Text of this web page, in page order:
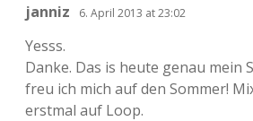
janniz 6. April 2013 at 23:02
Yesss.
Danke. Das is heute genau mein
freu ich mich auf den Sommer!
erstmal auf Loop.